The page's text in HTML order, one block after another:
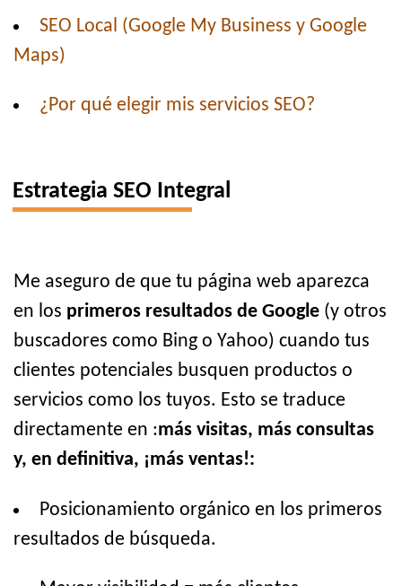
SEO Local (Google My Business y Google
Maps)
¿Por qué elegir mis servicios SEO?
Estrategia SEO Integral
Me aseguro de que tu página web aparezca
en los primeros resultados de Google (y otros
buscadores como Bing o Yahoo) cuando tus
clientes potenciales busquen productos o
servicios como los tuyos. Esto se traduce
directamente en :más visitas, más consultas
y, en definitiva, ¡más ventas!:
Posicionamiento orgánico en los primeros
resultados de búsqueda.